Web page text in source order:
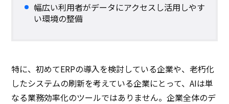
幅広い利用者がデータにアクセスし活用しやす
い環境の整備
特に、初めてERPの導入を検討している企業や、老朽化
したシステムの刷新を考えている企業にとって、AIは単
なる業務効率化のツールではありません。企業全体のデ